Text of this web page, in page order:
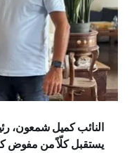
النائب كميل شمعون،
يستقبل كلّاً من مفوض